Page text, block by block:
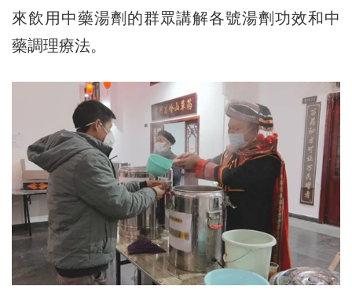
來飲用中藥湯劑的群眾講解各號湯劑功效和中
藥調理療法。